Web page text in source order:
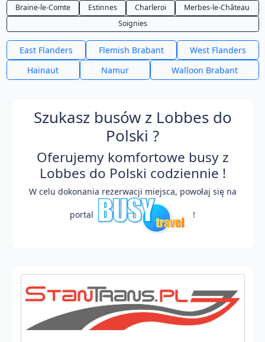
Braine-le-Comte
Estinnes Charleroi
Merbes-le-Château
Soignies
East Flanders Flemish Brabant
West Flanders
Hainaut
Namur Walloon Brabant
Szukasz busów z Lobbes do
Polski ?
Oferujemy komfortowe busy z
Lobbes do Polski codziennie !
W celu dokonania rezerwacji miejsca, powołaj się na
portal !